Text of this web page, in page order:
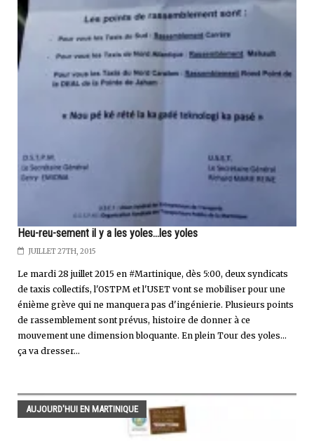
Heu-reu-sement il y a les yoles...les yoles
JUILLET 27TH, 2015
Le mardi 28 juillet 2015 en #Martinique, dès 5:00, deux syndicats
de taxis collectifs, l'OSTPM et l'USET vont se mobiliser pour une
énième grève qui ne manquera pas d'ingénierie. Plusieurs points
de rassemblement sont prévus, histoire de donner à ce
mouvement une dimension bloquante. En plein Tour des yoles...
ça va dresser...
AUJOURD'HUI EN MARTINIQUE